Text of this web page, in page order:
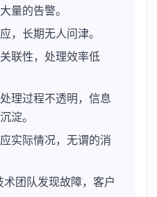
量的告警。
，长期无人问津。
联性，处理效率低
理过程不透明，信息
淀。
实际情况，无谓的消
团队发现故障，客户